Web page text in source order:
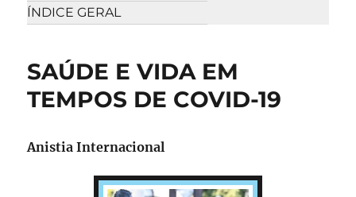
ÍNDICE GERAL
SAÚDE E VIDA EM
TEMPOS DE COVID-19
Anistia Internacional